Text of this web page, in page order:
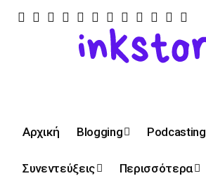
Αρχική Blogging Podcasting
Συνεντεύξεις Περισσότερα